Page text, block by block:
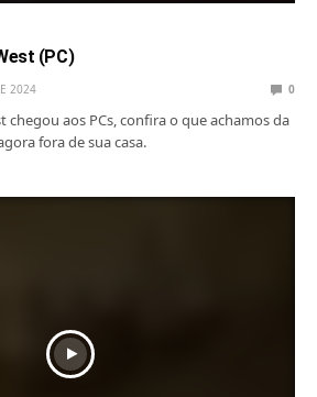
(PC)
2024 0
chegou aos PCs, confira o que achamos da
fora de sua casa.